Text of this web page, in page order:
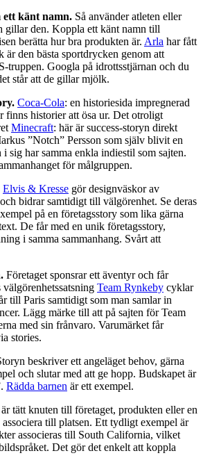
ett känt namn. Så använder atleten eller
gillar den. Koppla ett känt namn till
berätta hur bra produkten är. Arla har fått
är den bästa sportdrycken genom att
truppen. Googla på idrottsstjärnan och du
står att de gillar mjölk.
Coca-Cola: en historiesida impregnerad
finns historier att ösa ur. Det otroligt
Minecraft: här är success-storyn direkt
”Notch” Persson som själv blivit en
sig har samma enkla indiestil som sajten.
för målgruppen.
Elvis & Kresse gör designväskor av
bidrar samtidigt till välgörenhet. Se deras
på en företagsstory som lika gärna
De får med en unik företagsstory,
i samma sammanhang. Svårt att
Företaget sponsrar ett äventyr och får
Team Rynkeby cyklar
till Paris samtidigt som man samlar in
Lägg märke till att på sajten för Team
med sin frånvaro. Varumärket får
stories.
beskriver ett angeläget behov, gärna
och slutar med att ge hopp. Budskapet är
Rädda barnen är ett exempel.
tätt knuten till företaget, produkten eller en
till platsen. Ett tydligt exempel är
associeras till South California, vilket
Det gör det enkelt att koppla